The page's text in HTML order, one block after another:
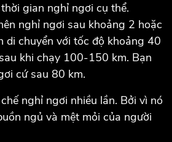
gian nghỉ ngơi cụ thể.
nghỉ ngơi sau khoảng 2 hoặc
di chuyển với tốc độ khoảng 40
khi chạy 100-150 km. Bạn
cứ sau 80 km.
nghỉ ngơi nhiều lần. Bởi vì nó
ngủ và mệt mỏi của người